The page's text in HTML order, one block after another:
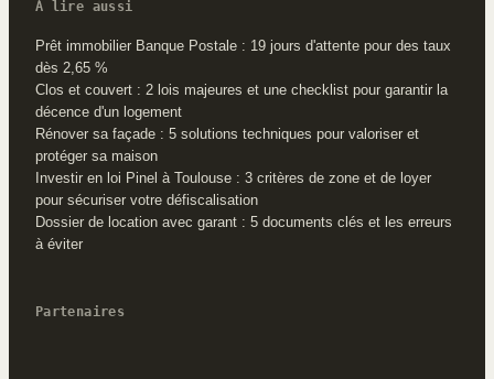
À lire aussi
Prêt immobilier Banque Postale : 19 jours d'attente pour des taux
dès 2,65 %
Clos et couvert : 2 lois majeures et une checklist pour garantir la
décence d'un logement
Rénover sa façade : 5 solutions techniques pour valoriser et
protéger sa maison
Investir en loi Pinel à Toulouse : 3 critères de zone et de loyer
pour sécuriser votre défiscalisation
Dossier de location avec garant : 5 documents clés et les erreurs
à éviter
Partenaires